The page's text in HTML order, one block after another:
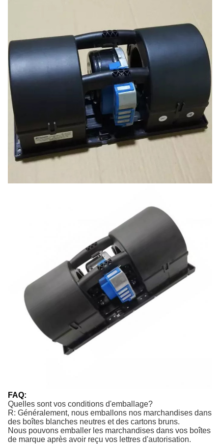
FAQ:
Quelles sont vos conditions d'emballage?
R: Généralement, nous emballons nos marchandises dans
des boîtes blanches neutres et des cartons bruns.
Nous pouvons emballer les marchandises dans vos boîtes
de marque après avoir reçu vos lettres d'autorisation.